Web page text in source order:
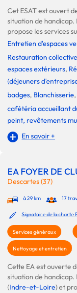
Cet ESAT est ouvert
situation de handicap.
propose les services
Entretien d'espaces
Restauration
espaces extérieurs,
(déjeuners
badges, Blanchisserie,
cafétéria accueillant
peint, revêtements
En savoir +
EA FOYER DE
Descartes (37)
à 29 km 17
Signataire de la charte
Services généraux
Nettoyage et entretien
Cette EA est ouverte
situation de handicap.
(Indre-et-Loire) et